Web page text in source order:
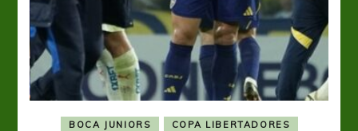
BOCA JUNIORS COPA LIBERTADORES